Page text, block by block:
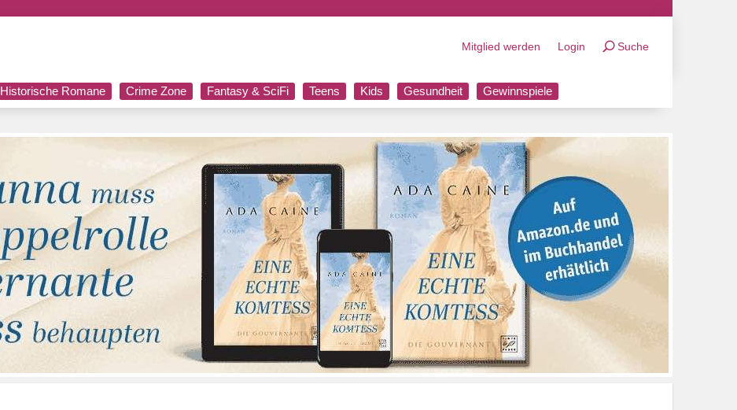
Mitglied werden Login Suche
Historische Romane Crime Zone Fantasy & SciFi Teens Kids Gesundheit Gewinnspiele